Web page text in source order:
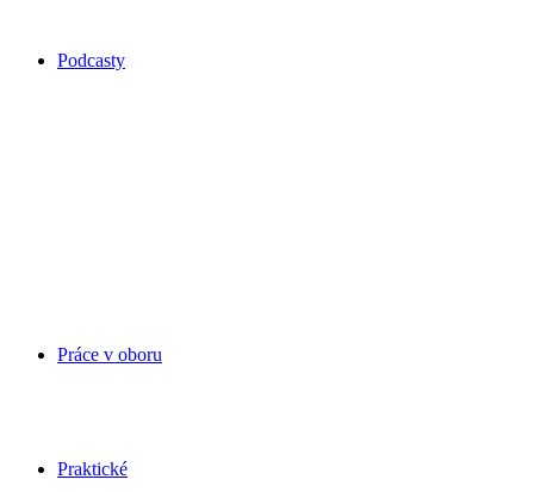
Podcasty
Práce v oboru
Praktické